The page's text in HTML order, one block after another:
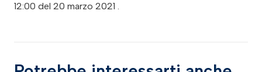
12:00 del 20 marzo 2021 .